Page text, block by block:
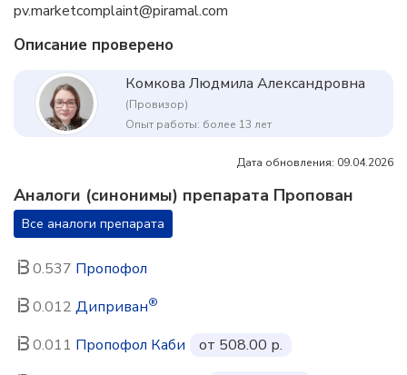
pv.marketcomplaint@piramal.com
Описание проверено
Комкова Людмила Александровна
(Провизор)
Опыт работы: более 13 лет
Дата обновления: 09.04.2026
Аналоги (синонимы) препарата Пропован
Все аналоги препарата
0.537 Пропофол
0.012 Диприван®
0.011 Пропофол Каби
от 508.00 р.